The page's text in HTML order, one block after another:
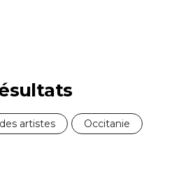
artistes
Occitanie